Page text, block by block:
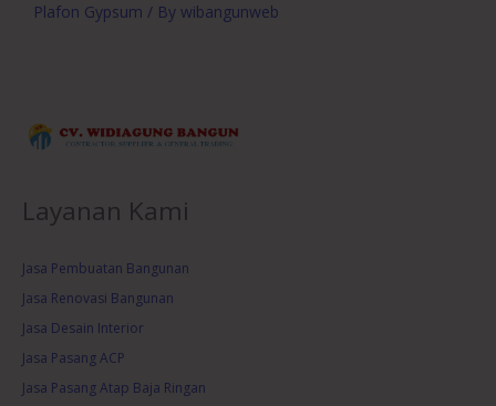
Plafon Gypsum / By wibangunweb
Layanan Kami
Jasa Pembuatan Bangunan
Jasa Renovasi Bangunan
Jasa Desain Interior
Jasa Pasang ACP
Jasa Pasang Atap Baja Ringan